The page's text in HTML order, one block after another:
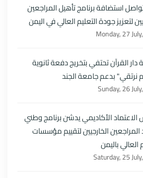
استضافة برنامج تأهيل المراجعين
لتعزيز جودة التعليم العالي في اليمن
Monday, 27
القرآن تحتفي بتخريج دفعة ثانوية
نرتقي" بدعم جامعة الجند
Sunday, 26
الأكاديمي يدشن برنامج وطني
المراجعين الخارجيين لتقييم مؤسسات
العالي باليمن
Saturday, 25